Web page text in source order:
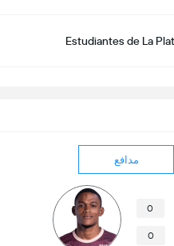
مدافع
0
0
Estudiantes de La